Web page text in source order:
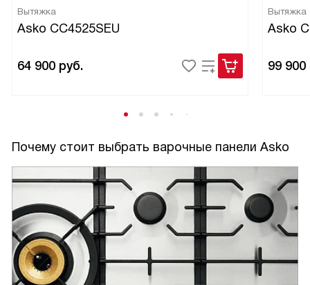
Вытяжка
Asko CC4525SEU
64 900 руб.
Вытяжка
Asko
99 900
Почему стоит выбрать варочные панели Asko